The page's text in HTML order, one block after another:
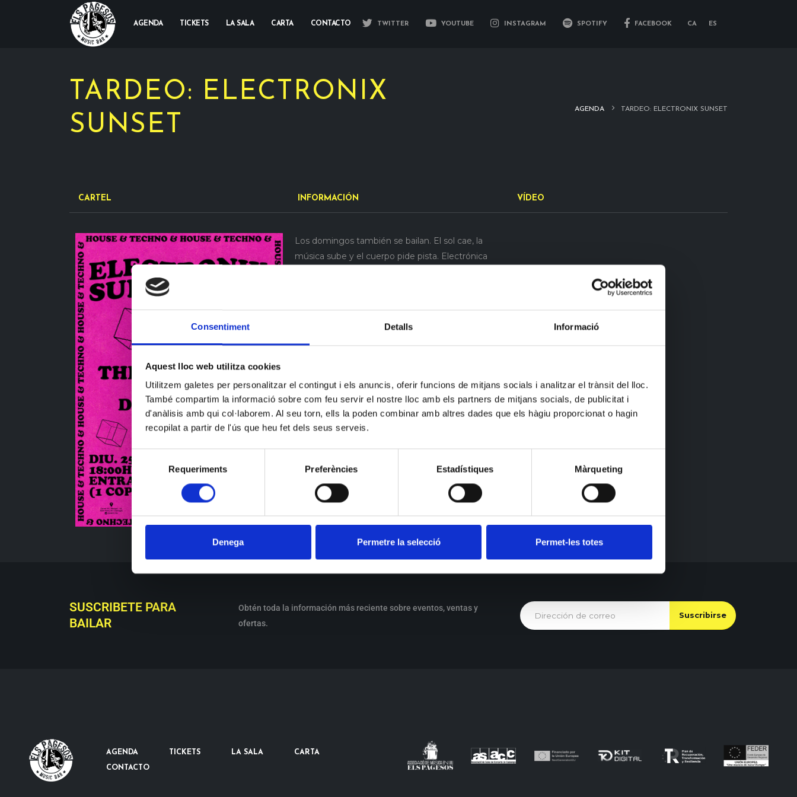
Consentiment Detalls Informació
Aquest lloc web utilitza cookies
Utilitzem galetes per personalitzar el contingut i els anuncis, oferir funcions de mitjans socials i analitzar el trànsit del lloc.
També compartim la informació sobre com feu servir el nostre lloc amb els partners de mitjans socials, de publicitat i
d'anàlisis amb qui col·laborem. Al seu torn, ells la poden combinar amb altres dades que els hàgiu proporcionat o hagin
recopilat a partir de l'ús que heu fet dels seus serveis.
Selecció
de
consentiment
Requeriments Preferències Estadístiques Màrqueting
Denega Permetre la selecció Permet-les totes
AGENDA TICKETS LA SALA CARTA CONTACTO TWITTER YOUTUBE INSTAGRAM SPOTIFY FACEBOOK CA ES
TARDEO: ELECTRONIX
SUNSET
AGENDA TARDEO: ELECTRONIX SUNSET
CARTEL INFORMACIÓN VÍDEO
Los domingos también se bailan. El sol cae, la
música sube y el cuerpo pide pista. Electrónica
SUSCRIBETE PARA
BAILAR
Obtén toda la información más reciente sobre eventos, ventas y
ofertas.
AGENDA TICKETS LA SALA CARTA
CONTACTO